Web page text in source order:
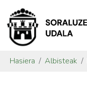
Hasiera Albisteak